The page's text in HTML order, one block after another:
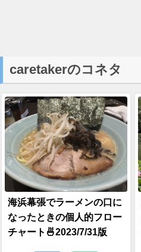
caretakerのコネタ
海浜幕張でラーメンの口に
なったときの個人的フロー
チャート🍜2023/7/31版